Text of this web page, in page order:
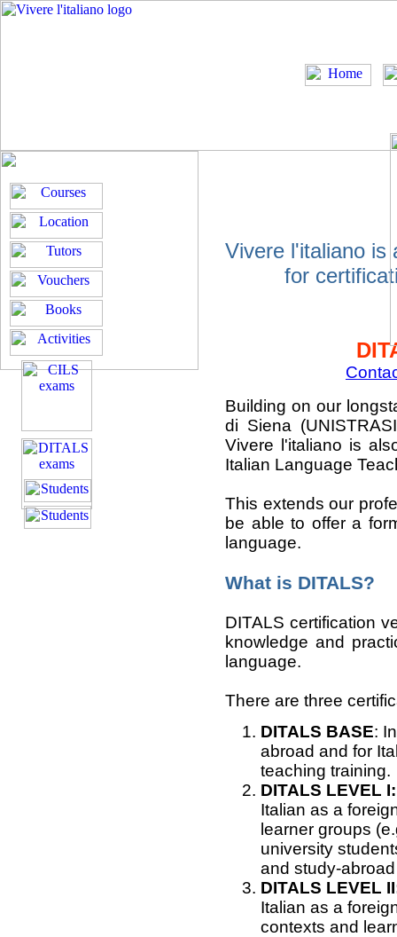
Vivere l'italiano is
for
Building on our
di Siena
Vivere l'italiano is
Italian Language
This extends our
be able to offer a
language.
What is DITALS?
DITALS certification
knowledge and
language.
There are three
DITALS BASE:
abroad and for
teaching training.
DITALS LEVEL I:
Italian as a
learner groups
university
and study-
DITALS LEVEL
Italian as a
contexts and